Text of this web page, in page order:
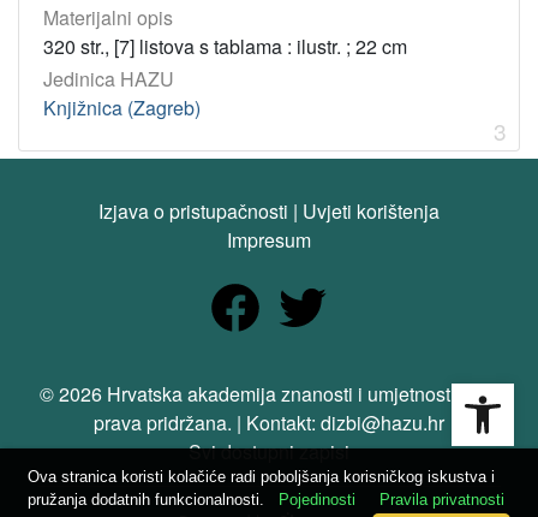
Materijalni opis
320 str., [7] listova s tablama : ilustr. ; 22 cm
Jedinica HAZU
Knjižnica (Zagreb)
3
Izjava o pristupačnosti | Uvjeti korištenja
Impresum
© 2026 Hrvatska akademija znanosti i umjetnosti. Sva
prava pridržana. | Kontakt: dizbi@hazu.hr
Svi dostupni zapisi
Ova stranica koristi kolačiće radi poboljšanja korisničkog iskustva i
pružanja dodatnih funkcionalnosti.
Pojedinosti Pravila privatnosti